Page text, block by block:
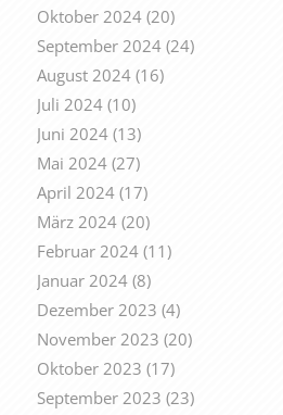
Oktober 2024(20)
September 2024(24)
August 2024(16)
Juli 2024(10)
Juni 2024(13)
Mai 2024(27)
April 2024(17)
März 2024(20)
Februar 2024(11)
Januar 2024(8)
Dezember 2023 (4)
November 2023 (20)
Oktober 2023 (17)
September 2023 (23)